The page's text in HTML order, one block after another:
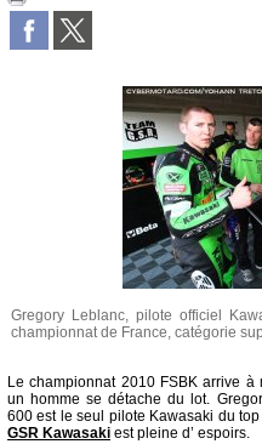
Gregory Leblanc, pilote officiel
championnat de France, catégorie
Le championnat 2010 FSBK arrive
un homme se détache du lot.
600 est le seul pilote Kawasaki du
GSR Kawasaki est pleine d’ espoirs.